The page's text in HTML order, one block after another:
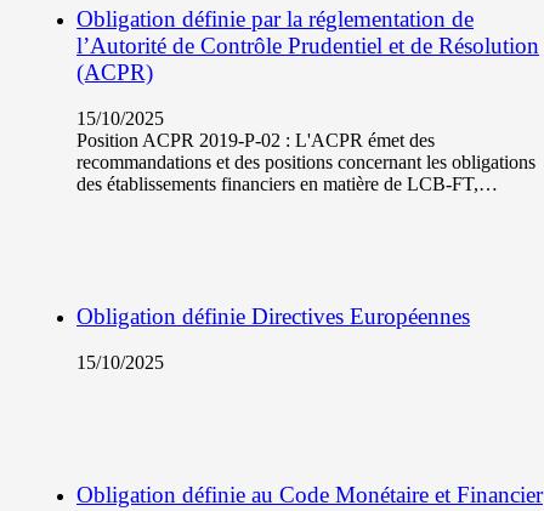
Obligation définie par la réglementation de
l’Autorité de Contrôle Prudentiel et de Résolution
(ACPR)
15/10/2025
Position ACPR 2019-P-02 : L'ACPR émet des
recommandations et des positions concernant les obligations
des établissements financiers en matière de LCB-FT,…
Obligation définie Directives Européennes
15/10/2025
Obligation définie au Code Monétaire et Financier